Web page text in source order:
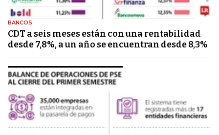
BANCOS
CDT a seis meses están con una rentabilidad
desde 7,8%, a un año se encuentran desde 8,3%